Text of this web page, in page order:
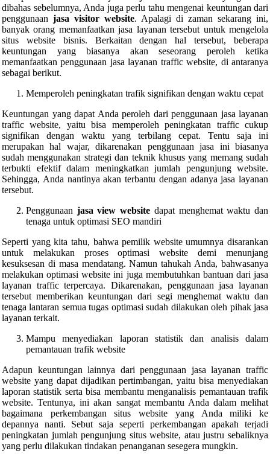
dibahas sebelumnya, Anda juga perlu tahu mengenai keuntungan dari
penggunaan jasa visitor website. Apalagi di zaman sekarang ini,
banyak orang memanfaatkan jasa layanan tersebut untuk mengelola
situs website bisnis. Berkaitan dengan hal tersebut, beberapa
keuntungan yang biasanya akan seseorang peroleh ketika
memanfaatkan penggunaan jasa layanan traffic website, di antaranya
sebagai berikut.
Memperoleh peningkatan trafik signifikan dengan waktu cepat
Keuntungan yang dapat Anda peroleh dari penggunaan jasa layanan
traffic website, yaitu bisa memperoleh peningkatan traffic cukup
signifikan dengan waktu yang terbilang cepat. Tentu saja ini
merupakan hal wajar, dikarenakan penggunaan jasa ini biasanya
sudah menggunakan strategi dan teknik khusus yang memang sudah
terbukti efektif dalam meningkatkan jumlah pengunjung website.
Sehingga, Anda nantinya akan terbantu dengan adanya jasa layanan
tersebut.
Penggunaan jasa view website dapat menghemat waktu dan
tenaga untuk optimasi SEO mandiri
Seperti yang kita tahu, bahwa pemilik website umumnya disarankan
untuk melakukan proses optimasi website demi menunjang
kesuksesan di masa mendatang. Namun tahukah Anda, bahwasanya
melakukan optimasi website ini juga membutuhkan bantuan dari jasa
layanan traffic terpercaya. Dikarenakan, penggunaan jasa layanan
tersebut memberikan keuntungan dari segi menghemat waktu dan
tenaga lantaran semua tugas optimasi sudah dilakukan oleh pihak jasa
layanan terkait.
Mampu menyediakan laporan statistik dan analisis dalam
pemantauan trafik website
Adapun keuntungan lainnya dari penggunaan jasa layanan traffic
website yang dapat dijadikan pertimbangan, yaitu bisa menyediakan
laporan statistik serta bisa membantu menganalisis pemantauan trafik
website. Tentunya, ini akan sangat membantu Anda dalam melihat
bagaimana perkembangan situs website yang Anda miliki ke
depannya nanti. Sebut saja seperti perkembangan apakah terjadi
peningkatan jumlah pengunjung situs website, atau justru sebaliknya
yang perlu dilakukan tindakan penanganan sesegera mungkin.